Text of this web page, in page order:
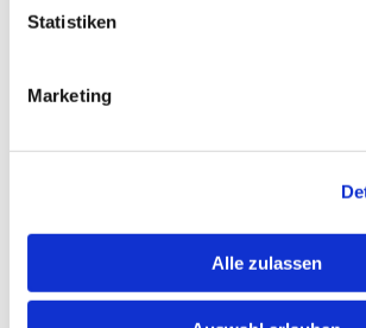
Statistiken
Marketing
Alle zulassen
Sportjugend-Förderverein
Schmiederstraße 21 | 97941
 09341 898813
info@sportjugend-main-